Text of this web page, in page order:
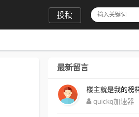
投稿
最新留言
quickq加速器